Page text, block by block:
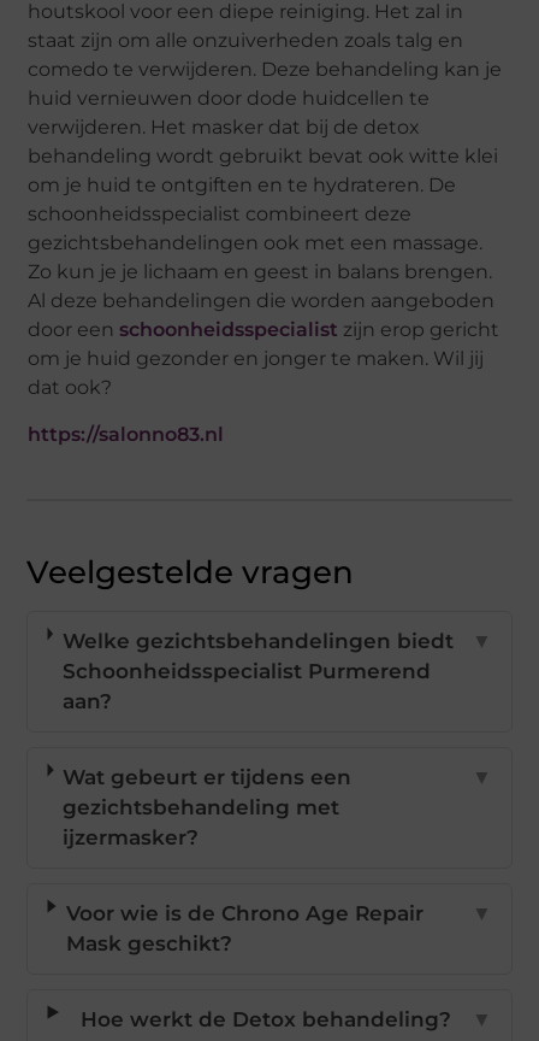
houtskool voor een diepe reiniging. Het zal in
staat zijn om alle onzuiverheden zoals talg en
comedo te verwijderen. Deze behandeling kan je
huid vernieuwen door dode huidcellen te
verwijderen. Het masker dat bij de detox
behandeling wordt gebruikt bevat ook witte klei
om je huid te ontgiften en te hydrateren. De
schoonheidsspecialist combineert deze
gezichtsbehandelingen ook met een massage.
Zo kun je je lichaam en geest in balans brengen.
Al deze behandelingen die worden aangeboden
door een schoonheidsspecialist zijn erop gericht
om je huid gezonder en jonger te maken. Wil jij
dat ook?
https://salonno83.nl
Veelgestelde vragen
Welke gezichtsbehandelingen biedt
Schoonheidsspecialist Purmerend
aan?
▼
Wat gebeurt er tijdens een
gezichtsbehandeling met
ijzermasker?
▼
Voor wie is de Chrono Age Repair
Mask geschikt?
▼
Hoe werkt de Detox behandeling? ▼